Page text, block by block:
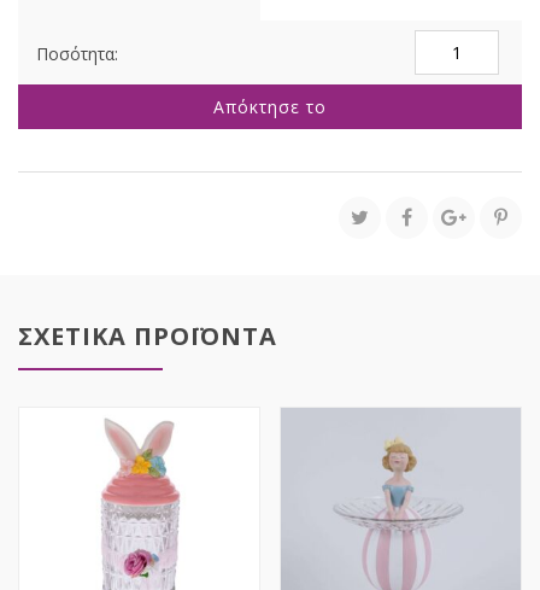
ΟΥΓΙΑ
Μ.XMAS
ποσότητα
Απόκτησε το
ΣΧΕΤΙΚΑ ΠΡΟΪΟΝΤΑ